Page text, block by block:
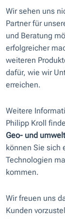
Wir sehen uns
Partner für
und Beratung
erfolgreicher
weiteren
dafür, wie wir
erreichen.
Weitere
Philipp Kroll
Geo- und
können Sie sich
Technologien
kommen.
Wir freuen uns
Kunden